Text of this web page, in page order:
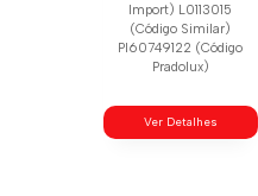
Import) L0113015
(Código Similar)
Pl60749122 (Código
Pradolux)
Ver Detalhes